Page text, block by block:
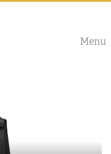
Menu